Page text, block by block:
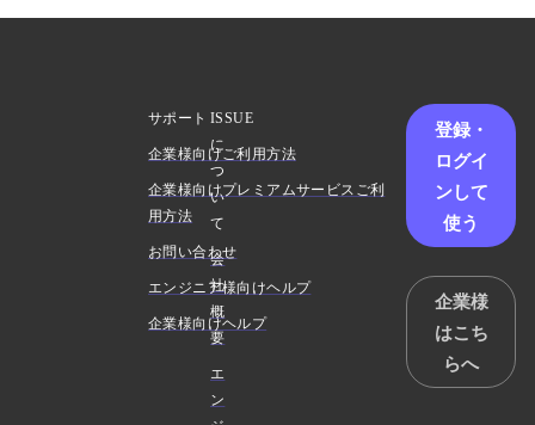
ISSUE
に
つ
い
て
会
社
概
要
エ
ン
サポート
企業様向けご利用方法
企業様向けプレミアムサービスご利
用方法
お問い合わせ
エンジニア様向けヘルプ
企業様向けヘルプ
登録・
ログイ
ンして
使う
企業様
はこち
らへ